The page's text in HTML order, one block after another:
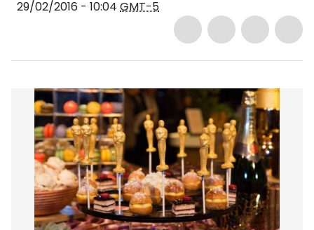
29/02/2016 - 10:04 GMT-5